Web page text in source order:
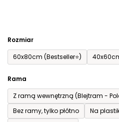
Rozmiar
60x80cm (Bestseller⭐)
Rama
Z ramą wewnętrzną (Blejtram -
Bez ramy, tylko płótno
Na